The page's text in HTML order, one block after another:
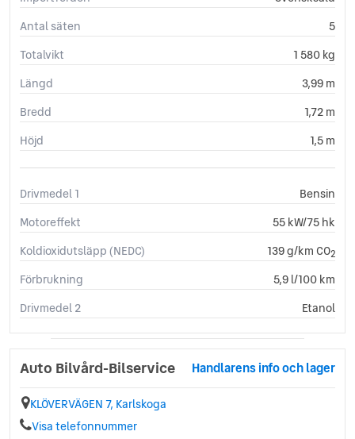
Antal säten
5
Totalvikt
1 580 kg
Längd
3,99 m
Bredd
1,72 m
Höjd
1,5 m
Drivmedel 1
Bensin
Motoreffekt
55 kW/75 hk
Koldioxidutsläpp (NEDC)
139 g/km CO2
Förbrukning
5,9 l/100 km
Drivmedel 2
Etanol
Auto Bilvård-Bilservice Handlarens info och lager
KLÖVERVÄGEN 7, Karlskoga
Visa telefonnummer